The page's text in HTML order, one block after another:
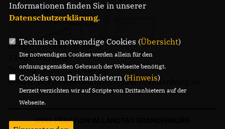
Gregor-Mendel-Straße 3
14469 Potsdam
Telefon: 0331 - 20085713
E-Mail: buero.steeven.bretz@mdl.brandenburg.de
CDU-FRAKTION IM LANDTAG BRANDENBURG
Informationen finden Sie in unserer
Datenschutzerklärung.
Technisch notwendige Cookies (Übersicht)
Die notwendigen Cookies werden allein für den
ordnungsgemäßen Gebrauch der Webseite benötigt.
Cookies von Drittanbietern (Hinweis)
Derzeit verzichten wir auf Scripte von Drittanbietern auf der
Webseite.